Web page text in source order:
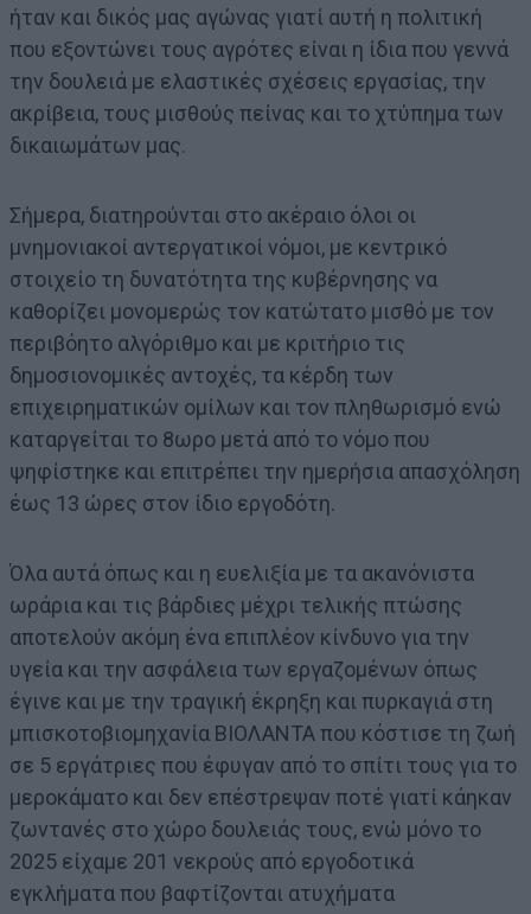
ήταν και δικός μας αγώνας γιατί αυτή η πολιτική
που εξοντώνει τους αγρότες είναι η ίδια που γεννά
την δουλειά με ελαστικές σχέσεις εργασίας, την
ακρίβεια, τους μισθούς πείνας και το χτύπημα των
δικαιωμάτων μας.
Σήμερα, διατηρούνται στο ακέραιο όλοι οι
μνημονιακοί αντεργατικοί νόμοι, με κεντρικό
στοιχείο τη δυνατότητα της κυβέρνησης να
καθορίζει μονομερώς τον κατώτατο μισθό με τον
περιβόητο αλγόριθμο και με κριτήριο τις
δημοσιονομικές αντοχές, τα κέρδη των
επιχειρηματικών ομίλων και τον πληθωρισμό ενώ
καταργείται το 8ωρο μετά από το νόμο που
ψηφίστηκε και επιτρέπει την ημερήσια απασχόληση
έως 13 ώρες στον ίδιο εργοδότη.
Όλα αυτά όπως και η ευελιξία με τα ακανόνιστα
ωράρια και τις βάρδιες μέχρι τελικής πτώσης
αποτελούν ακόμη ένα επιπλέον κίνδυνο για την
υγεία και την ασφάλεια των εργαζομένων όπως
έγινε και με την τραγική έκρηξη και πυρκαγιά στη
μπισκοτοβιομηχανία ΒΙΟΛΑΝΤΑ που κόστισε τη ζωή
σε 5 εργάτριες που έφυγαν από το σπίτι τους για το
μεροκάματο και δεν επέστρεψαν ποτέ γιατί κάηκαν
ζωντανές στο χώρο δουλειάς τους, ενώ μόνο το
2025 είχαμε 201 νεκρούς από εργοδοτικά
εγκλήματα που βαφτίζονται ατυχήματα